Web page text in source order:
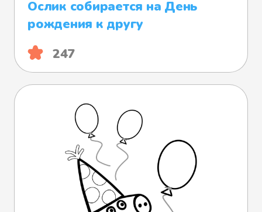
Ослик собирается на День
рождения к другу
247